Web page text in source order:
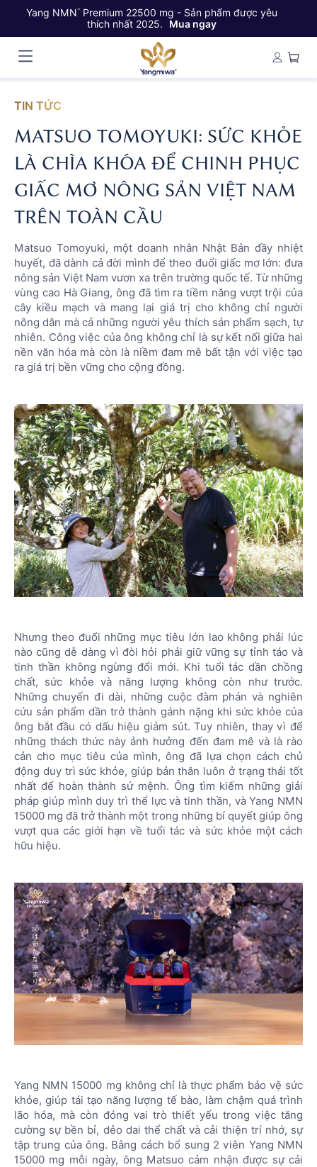
Yang NMN™Premium 22500 mg - Sản phẩm được yêu
thích nhất 2025.
Mua ngay
TIN TỨC
MATSUO TOMOYUKI: SỨC KHỎE
LÀ CHÌA KHÓA ĐỂ CHINH PHỤC
GIẤC MƠ NÔNG SẢN VIỆT NAM
TRÊN TOÀN CẦU
Matsuo Tomoyuki, một doanh nhân Nhật Bản đầy nhiệt
huyết, đã dành cả đời mình để theo đuổi giấc mơ lớn: đưa
nông sản Việt Nam vươn xa trên trường quốc tế. Từ những
vùng cao Hà Giang, ông đã tìm ra tiềm năng vượt trội của
cây kiều mạch và mang lại giá trị cho không chỉ người
nông dân mà cả những người yêu thích sản phẩm sạch, tự
nhiên. Công việc của ông không chỉ là sự kết nối giữa hai
nền văn hóa mà còn là niềm đam mê bất tận với việc tạo
ra giá trị bền vững cho cộng đồng.
Nhưng theo đuổi những mục tiêu lớn lao không phải lúc
nào cũng dễ dàng vì đòi hỏi phải giữ vững sự tỉnh táo và
tinh thần không ngừng đổi mới. Khi tuổi tác dần chồng
chất, sức khỏe và năng lượng không còn như trước.
Những chuyến đi dài, những cuộc đàm phán và nghiên
cứu sản phẩm dần trở thành gánh nặng khi sức khỏe của
ông bắt đầu có dấu hiệu giảm sút. Tuy nhiên, thay vì để
những thách thức này ảnh hưởng đến đam mê và là rào
cản cho mục tiêu của mình, ông đã lựa chọn cách chủ
động duy trì sức khỏe, giúp bản thân luôn ở trạng thái tốt
nhất để hoàn thành sứ mệnh. Ông tìm kiếm những giải
pháp giúp mình duy trì thể lực và tinh thần, và Yang NMN
15000 mg đã trở thành một trong những bí quyết giúp ông
vượt qua các giới hạn về tuổi tác và sức khỏe một cách
hữu hiệu.
Yang NMN 15000 mg không chỉ là thực phẩm bảo vệ sức
khỏe, giúp tái tạo năng lượng tế bào, làm chậm quá trình
lão hóa, mà còn đóng vai trò thiết yếu trong việc tăng
cường sự bền bỉ, dẻo dai thể chất và cải thiện trí nhớ, sự
tập trung của ông. Bằng cách bổ sung 2 viên Yang NMN
15000 mg mỗi ngày, ông Matsuo cảm nhận được sự cải